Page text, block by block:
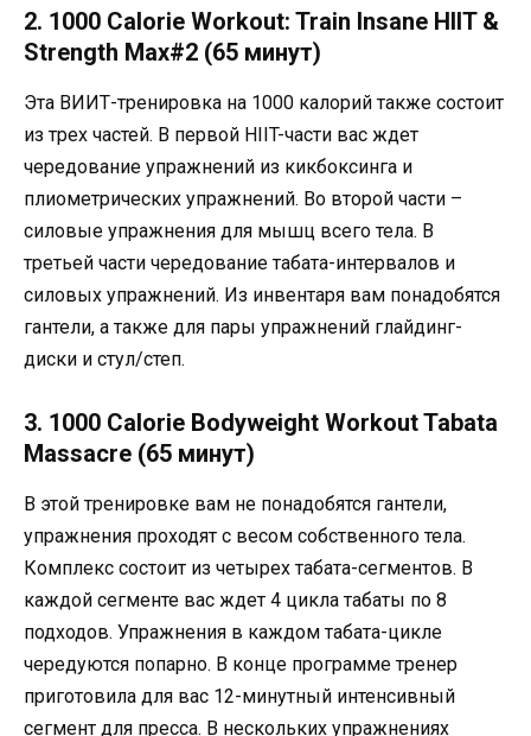
2. 1000 Calorie Workout: Train Insane HIIT &
Strength Max#2 (65 минут)
Эта ВИИТ-тренировка на 1000 калорий также состоит
из трех частей. В первой HIIT-части вас ждет
чередование упражнений из кикбоксинга и
плиометрических упражнений. Во второй части –
силовые упражнения для мышц всего тела. В
третьей части чередование табата-интервалов и
силовых упражнений. Из инвентаря вам понадобятся
гантели, а также для пары упражнений глайдинг-
диски и стул/степ.
3. 1000 Calorie Bodyweight Workout Tabata
Massacre (65 минут)
В этой тренировке вам не понадобятся гантели,
упражнения проходят с весом собственного тела.
Комплекс состоит из четырех табата-сегментов. В
каждой сегменте вас ждет 4 цикла табаты по 8
подходов. Упражнения в каждом табата-цикле
чередуются попарно. В конце программе тренер
приготовила для вас 12-минутный интенсивный
сегмент для пресса. В нескольких упражнениях